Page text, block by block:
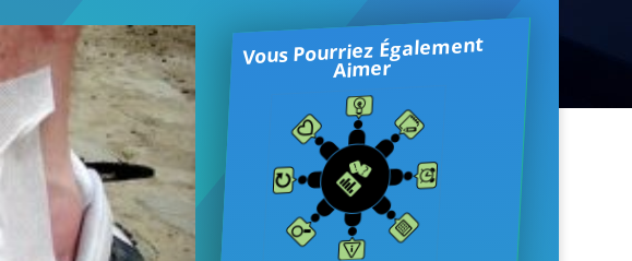
Vous Pourriez Également
Aimer